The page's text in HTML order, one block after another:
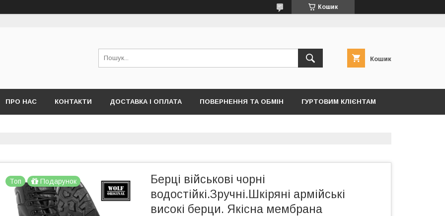
Кошик
Кошик
ПРО НАС КОНТАКТИ ДОСТАВКА І ОПЛАТА ПОВЕРНЕННЯ ТА ОБМІН ГУРТОВИМ КЛІЄНТАМ
Топ Подарунок
Берці військові чорні
водостійкі.Зручні.Шкіряні армійські
високі берци. Якісна мембрана